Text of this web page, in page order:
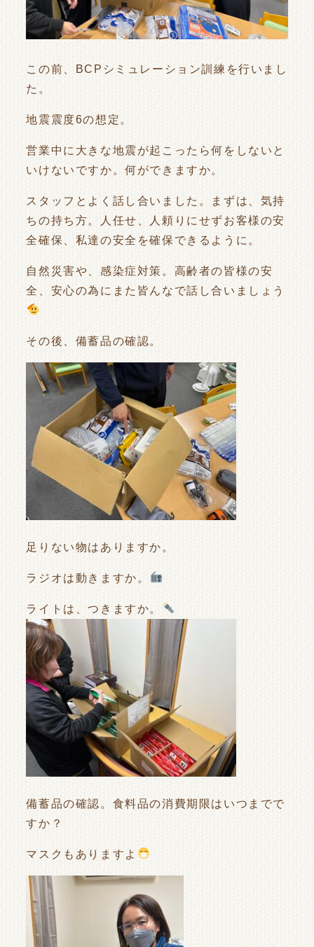
この前、BCPシミュレーション訓練を行いまし
た。
地震震度6の想定。
営業中に大きな地震が起こったら何をしないと
いけないですか。何ができますか。
スタッフとよく話し合いました。まずは、気持
ちの持ち方。人任せ、人頼りにせずお客様の安
全確保、私達の安全を確保できるように。
自然災害や、感染症対策。高齢者の皆様の安
全、安心の為にまた皆んなで話し合いましょう
その後、備蓄品の確認。
足りない物はありますか。
ラジオは動きますか。
ライトは、つきますか。
備蓄品の確認。食料品の消費期限はいつまでで
すか？
マスクもありますよ